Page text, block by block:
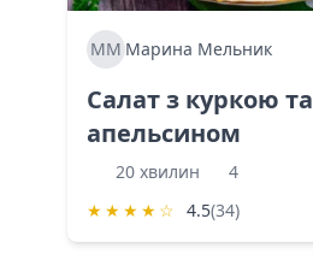
ММ Марина Мельник
Салат з куркою та
апельсином
20 хвилин
4
★ ★ ★ ★ ☆ 4.5(34)